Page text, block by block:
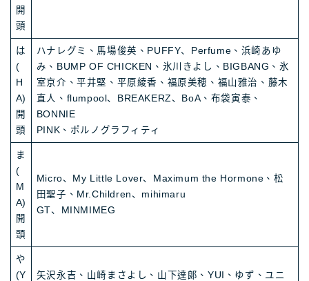
開
頭
は
(
H
A)
開
頭
ハナレグミ、馬場俊英、PUFFY、Perfume、浜崎あゆ
み、BUMP OF CHICKEN、氷川きよし、BIGBANG、氷
室京介、平井堅、平原綾香、福原美穂、福山雅治、藤木
直人、flumpool、BREAKERZ、BoA、布袋寅泰、
BONNIE
PINK、ポルノグラフィティ
ま
(
M
A)
開
頭
Micro、My Little Lover、Maximum the Hormone、松
田聖子、Mr.Children、mihimaru
GT、MINMIMEG
や
(Y
矢沢永吉、山崎まさよし、山下達郎、YUI、ゆず、ユニ